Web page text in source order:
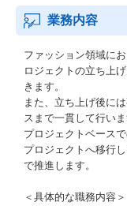
業務内容
ファッション領域に
ロジェクトの立ち上
きます。
また、立ち上げ後に
スまで一貫して行いま
プロジェクトベース
プロジェクトへ移行
で推進します。
＜具体的な職務内容＞